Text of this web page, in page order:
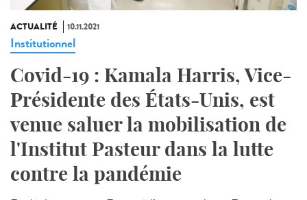
ACTUALITÉ 10.11.2021
Institutionnel
Covid-19 : Kamala Harris, Vice-
Présidente des États-Unis, est
venue saluer la mobilisation de
l'Institut Pasteur dans la lutte
contre la pandémie